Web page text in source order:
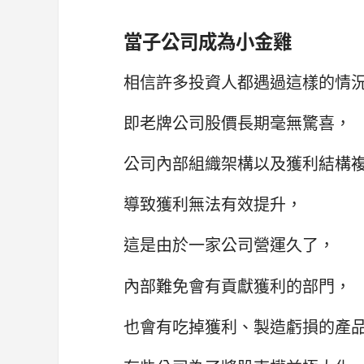
當子公司成為小金雞
相信許多投資人都遇過這樣的情
即老牌公司股價長期毫無驚喜，
公司內部組織架構以及獲利結構
導致獲利無法有效提升，
這是由於一家公司營運久了，
內部難免會有貢獻獲利的部門，
也會有吃掉獲利、製造虧損的產